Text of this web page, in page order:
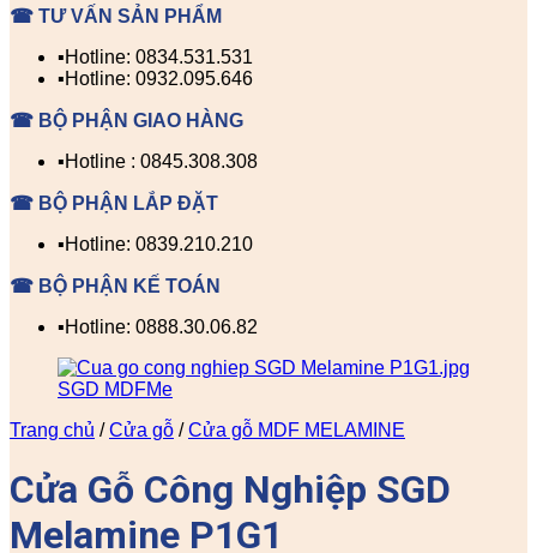
☎ TƯ VẤN SẢN PHẨM
▪️Hotline: 0834.531.531
▪️Hotline: 0932.095.646
☎ BỘ PHẬN GIAO HÀNG
▪️Hotline : 0845.308.308
☎ BỘ PHẬN LẮP ĐẶT
▪️Hotline: 0839.210.210
☎ BỘ PHẬN KẾ TOÁN
▪️Hotline: 0888.30.06.82
Trang chủ / Cửa gỗ / Cửa gỗ MDF MELAMINE
Cửa Gỗ Công Nghiệp SGD
Melamine P1G1